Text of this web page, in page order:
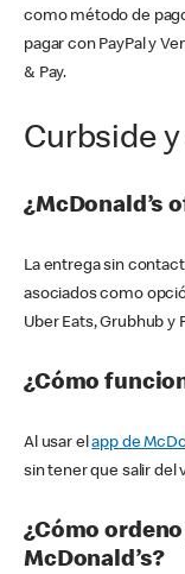
como método de
pagar con PayPal y
& Pay.
Curbside
¿McDonald’s
La entrega sin
asociados como
Uber Eats, Grubhub y
¿Cómo
Al usar elapp de
sin tener que salir del
¿Cómo
McDonald’s?